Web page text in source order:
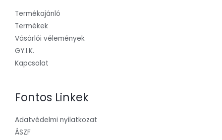
Termékajánló
Termékek
Vásárlói vélemények
GY.I.K.
Kapcsolat
Fontos Linkek
Adatvédelmi nyilatkozat
ÁSZF